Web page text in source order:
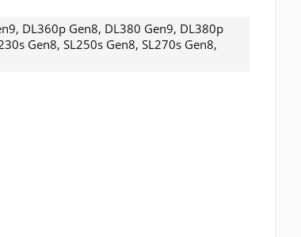
DL360p Gen8, DL380 Gen9, DL380p
Gen8, SL250s Gen8, SL270s Gen8,